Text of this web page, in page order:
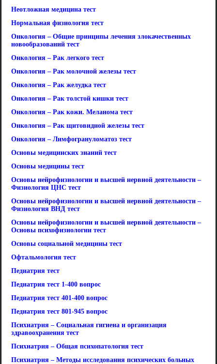
Неотложная медицина тест
Нормальная физиология тест
Онкология – Общие принципы лечения злокачественных
новообразований тест
Онкология – Рак легкого тест
Онкология – Рак молочной железы тест
Онкология – Рак желудка тест
Онкология – Рак толстой кишки тест
Онкология – Рак кожи. Меланома тест
Онкология – Рак щитовидной железы тест
Онкология – Лимфогрануломатоз тест
Основы медицинских знаний тест
Основы медицины тест
Основы нейрофизиологии и высшей нервной деятельности –
Физиология ЦНС тест
Основы нейрофизиологии и высшей нервной деятельности –
Физиология ВНД тест
Основы нейрофизиологии и высшей нервной деятельности –
Основы психофизиологии тест
Основы социальной медицины тест
Офтальмология тест
Педиатрия тест
Педиатрия тест 1-400 вопрос
Педиатрия тест 401-400 вопрос
Педиатрия тест 801-945 вопрос
Психиатрия – Социальная гигиена и организация
здравоохранения тест
Психиатрия – Общая психопатология тест
Психиатрия – Методы исследования психических больных